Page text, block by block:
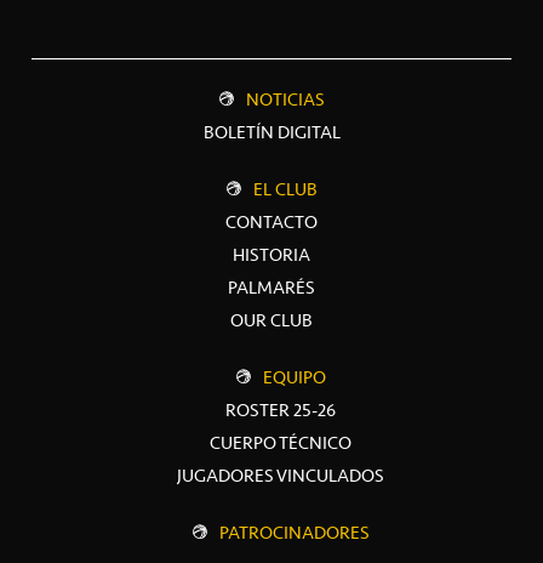
NOTICIAS
BOLETÍN DIGITAL
EL CLUB
CONTACTO
HISTORIA
PALMARÉS
OUR CLUB
EQUIPO
ROSTER 25-26
CUERPO TÉCNICO
JUGADORES VINCULADOS
PATROCINADORES